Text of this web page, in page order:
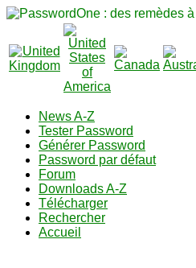
News A-Z
Tester Password
Générer Password
Password par défaut
Forum
Downloads A-Z
Télécharger
Rechercher
Accueil